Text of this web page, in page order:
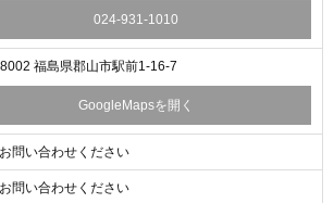
024-931-1010
福島県郡山市駅前1-16-7
GoogleMapsを開く
問い合わせください
問い合わせください